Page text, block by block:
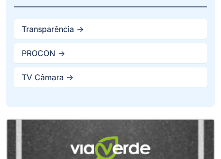
Transparência ->
PROCON ->
TV Câmara ->